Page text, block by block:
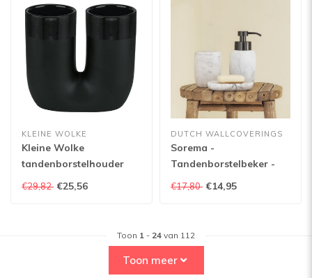
KLEINE WOLKE
Kleine Wolke
tandenborstelhouder
Deep
€29,82 €25,56
DUTCH WALLCOVERINGS
Sorema -
Tandenborstelbeker -
Marble - Silver -
€17,80 €14,95
Toon 1 - 24 van 112
Toon meer